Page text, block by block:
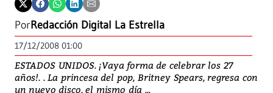
PorRedacción Digital La Estrella
17/12/2008 01:00
ESTADOS UNIDOS. ¡Vaya forma de celebrar los 27
años!. . La princesa del pop, Britney Spears, regresa con
un nuevo disco, el mismo día ...